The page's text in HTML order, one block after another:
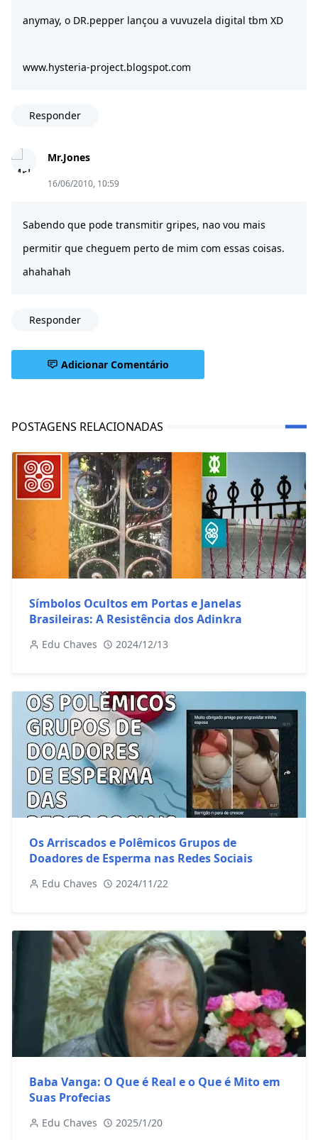
anymay, o DR.pepper lançou a vuvuzela digital tbm XD
www.hysteria-project.blogspot.com
Responder
Mr.Jones
16/06/2010, 10:59
Sabendo que pode transmitir gripes, nao vou mais
permitir que cheguem perto de mim com essas coisas.
ahahahah
Responder
Adicionar Comentário
POSTAGENS RELACIONADAS
Símbolos Ocultos em Portas e Janelas
Brasileiras: A Resistência dos Adinkra
Edu Chaves 2024/12/13
Os Arriscados e Polêmicos Grupos de
Doadores de Esperma nas Redes Sociais
Edu Chaves 2024/11/22
Baba Vanga: O Que é Real e o Que é Mito em
Suas Profecias
Edu Chaves 2025/1/20